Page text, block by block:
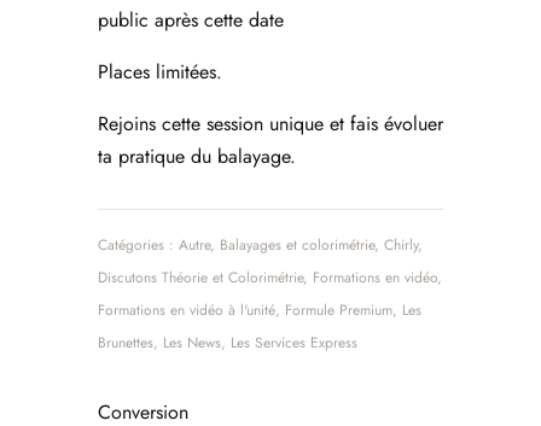
public après cette date
Places limitées.
Rejoins cette session unique et fais évoluer
ta pratique du balayage.
Catégories : Autre, Balayages et colorimétrie, Chirly,
Discutons Théorie et Colorimétrie, Formations en vidéo,
Formations en vidéo à l'unité, Formule Premium, Les
Brunettes, Les News, Les Services Express
Conversion